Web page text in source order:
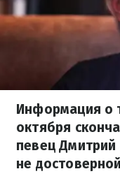
Информация о
октября
певец Дмитрий
не